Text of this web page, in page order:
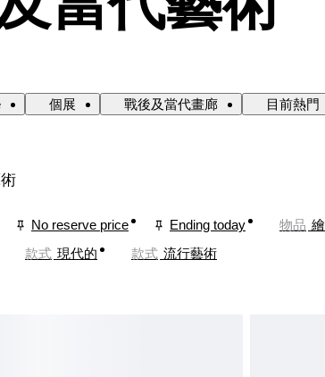
個展 戰後及當代畫廊 目前熱門
No reserve price Ending today 物品
款式 現代的 款式 流行藝術